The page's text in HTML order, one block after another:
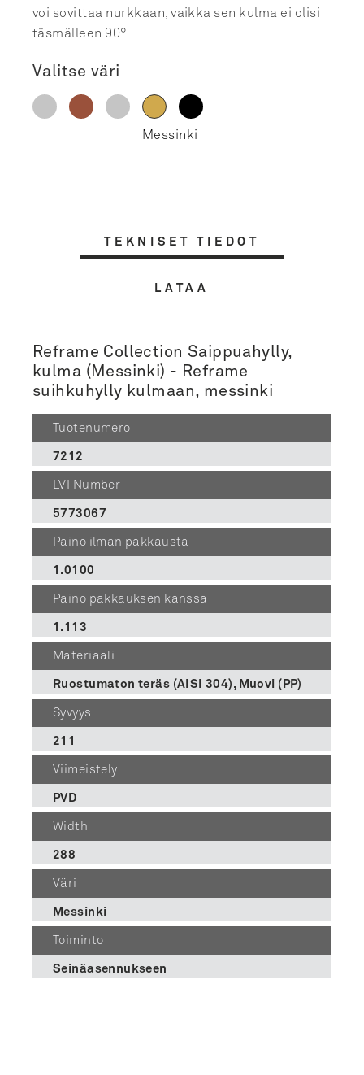
voi sovittaa nurkkaan, vaikka sen kulma ei olisi
täsmälleen 90°.
Valitse väri
TEKNISET TIEDOT
LATAA
Reframe Collection Saippuahylly,
kulma (Messinki) - Reframe
suihkuhylly kulmaan, messinki
Tuotenumero
7212
LVI Number
5773067
Paino ilman pakkausta
1.0100
Paino pakkauksen kanssa
1.113
Materiaali
Ruostumaton teräs (AISI 304), Muovi (PP)
Syvyys
211
Viimeistely
PVD
Width
288
Väri
Messinki
Toiminto
Seinäasennukseen